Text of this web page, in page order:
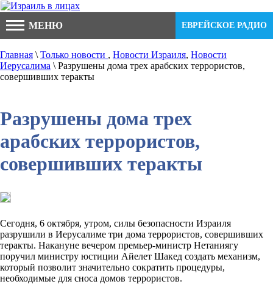
МЕНЮ ЕВРЕЙСКОЕ РАДИО
Главная \ Только новости , Новости Израиля, Новости
Иерусалима \ Разрушены дома трех арабских террористов,
совершивших теракты
Разрушены дома трех
арабских террористов,
совершивших теракты
Сегодня, 6 октября, утром, силы безопасности Израиля
разрушили в Иерусалиме три дома террористов, совершивших
теракты. Накануне вечером премьер-министр Нетаниягу
поручил министру юстиции Айелет Шакед создать механизм,
который позволит значительно сократить процедуры,
необходимые для сноса домов террористов.